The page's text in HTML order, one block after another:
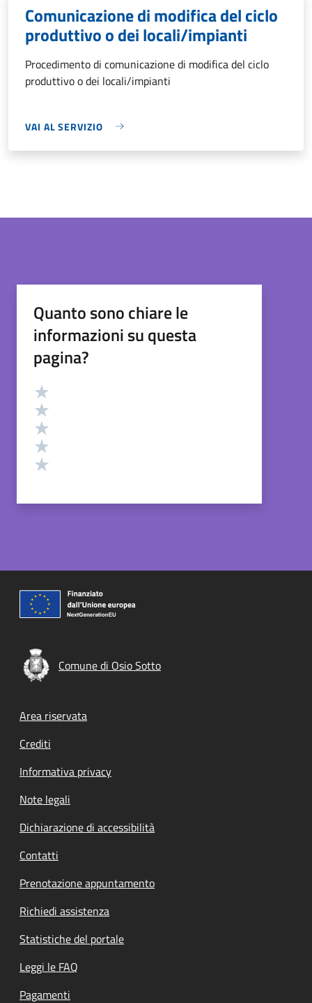
Comunicazione di modifica del ciclo
produttivo o dei locali/impianti
Procedimento di comunicazione di modifica del ciclo
produttivo o dei locali/impianti
VAI AL SERVIZIO
Quanto sono chiare le
informazioni su questa
pagina?
Valutazione
Comune di Osio Sotto
Footer menu
Area riservata
Crediti
Informativa privacy
Note legali
Dichiarazione di accessibilità
Contatti
Prenotazione appuntamento
Richiedi assistenza
Statistiche del portale
Leggi le FAQ
Pagamenti